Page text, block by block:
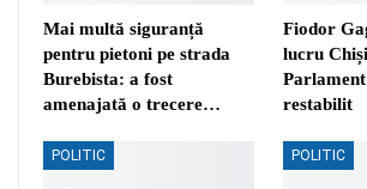
Mai multă siguranță
pentru pietoni pe strada
Burebista: a fost
amenajată o trecere…
Fiodor
lucru
restabilit
POLITIC POLITIC